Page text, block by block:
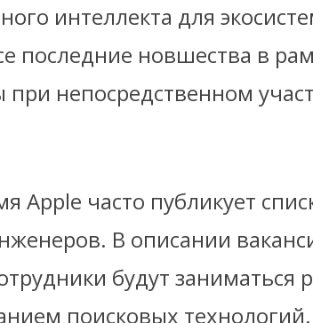
интеллекта для
последние новшества в
непосредственном
Apple часто публикует
В описании
будут заниматься
поисковых